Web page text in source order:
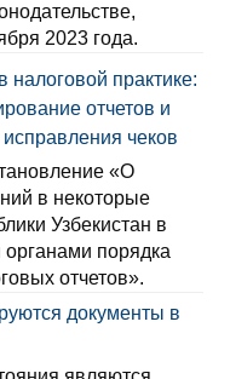
2023 года.
налоговой практике:
отчетов и
чеков
«О
в некоторые
Узбекистан в
порядка
отчетов».
документы в